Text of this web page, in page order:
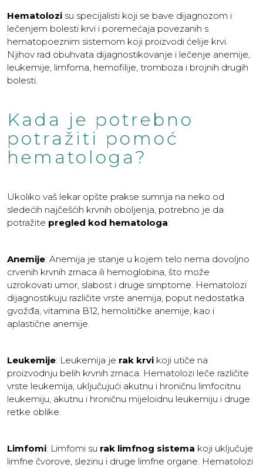
Hematolozi su specijalisti koji se bave dijagnozom i
lečenjem bolesti krvi i poremećaja povezanih s
hematopoeznim sistemom koji proizvodi ćelije krvi.
Njihov rad obuhvata dijagnostikovanje i lečenje anemije,
leukemije, limfoma, hemofilije, tromboza i brojnih drugih
bolesti.
Kada je potrebno
potražiti pomoć
hematologa?
Ukoliko vaš lekar opšte prakse sumnja na neko od
sledećih najčešćih krvnih oboljenja, potrebno je da
potražite pregled kod hematologa:
Anemije: Anemija je stanje u kojem telo nema dovoljno
crvenih krvnih zrnaca ili hemoglobina, što može
uzrokovati umor, slabost i druge simptome. Hematolozi
dijagnostikuju različite vrste anemija, poput nedostatka
gvožđa, vitamina B12, hemolitičke anemije, kao i
aplastične anemije.
Leukemije: Leukemija je rak krvi koji utiče na
proizvodnju belih krvnih zrnaca. Hematolozi leče različite
vrste leukemija, uključujući akutnu i hroničnu limfocitnu
leukemiju, akutnu i hroničnu mijeloidnu leukemiju i druge
retke oblike.
Limfomi: Limfomi su rak limfnog sistema koji uključuje
limfne čvorove, slezinu i druge limfne organe. Hematolozi